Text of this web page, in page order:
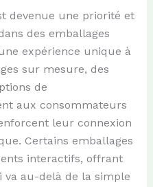
devenue une priorité et
des emballages
expérience unique à
sur mesure, des
de
aux consommateurs
leur connexion
Certains emballages
interactifs, offrant
au-delà de la simple